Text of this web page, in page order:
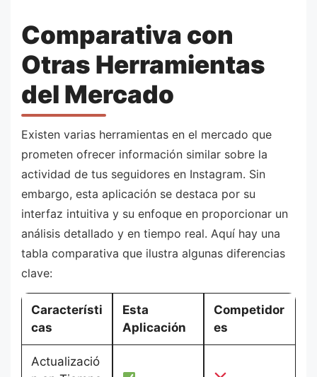
Comparativa con
Otras Herramientas
del Mercado
Existen varias herramientas en el mercado que
prometen ofrecer información similar sobre la
actividad de tus seguidores en Instagram. Sin
embargo, esta aplicación se destaca por su
interfaz intuitiva y su enfoque en proporcionar un
análisis detallado y en tiempo real. Aquí hay una
tabla comparativa que ilustra algunas diferencias
clave:
Característi
cas
Esta
Aplicación
Competidor
es
Actualizació